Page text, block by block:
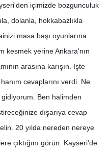
içimizde bozgunculuk
dolanla, hokkabazlıkla
masa başı oyunlarına
kesmek yerine Ankara'nın
arasına karışın. İşte
cevaplarını verdi. Ne
Ben halimden
dışarıya cevap
20 yılda nereden nereye
çıktığını görün. Kayseri'de